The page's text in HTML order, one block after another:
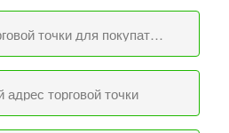
Укажите телефон торговой точки для покупателей
торговой точки